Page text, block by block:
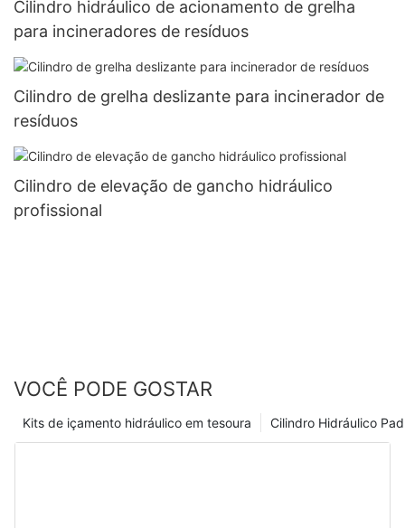
Cilindro hidráulico de acionamento de grelha
para incineradores de resíduos
Cilindro de grelha deslizante para incinerador de
resíduos
Cilindro de elevação de gancho hidráulico
profissional
VOCÊ PODE GOSTAR
Cilindro Hidráulico
Kits de içamento hidráulico em tesoura